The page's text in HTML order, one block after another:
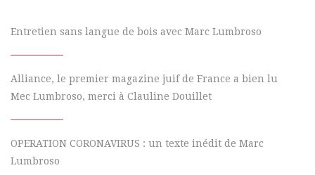
Entretien sans langue de bois avec Marc Lumbroso
Alliance, le premier magazine juif de France a bien lu
Mec Lumbroso, merci à Clauline Douillet
OPERATION CORONAVIRUS : un texte inédit de Marc
Lumbroso